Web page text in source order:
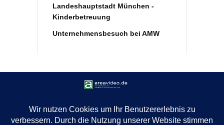
Landeshauptstadt München -
Kinderbetreuung
Unternehmensbesuch bei AMW